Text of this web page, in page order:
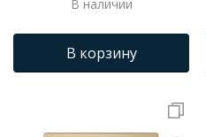
В наличии
В корзину